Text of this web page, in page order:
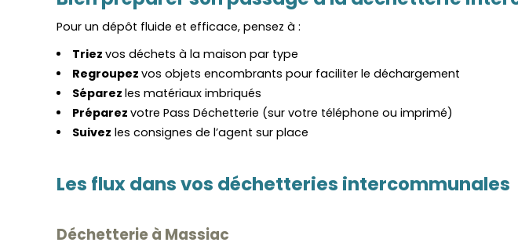
Pour un dépôt fluide et efficace, pensez à :
Triezvos déchets à la maison par type
Regroupezvos objets encombrants pour faciliter le déchargement
Séparezles matériaux imbriqués
Préparezvotre Pass Déchetterie (sur votre téléphone ou imprimé)
Suivez les consignes de l’agent sur place
Les flux dans vos déchetteries intercommunales
Déchetterie à Massiac